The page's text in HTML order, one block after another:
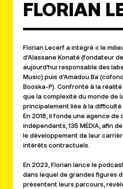
FLORIAN
Florian Lecerf a intégré « le
d’Alassane Konaté (fondateur
aujourd’hui responsable des
Music) puis d’Amadou Ba
Booska-P). Confronté à la
que la complexité du monde de
principalement liée à la difficulté
En 2018, il fonde une agence
indépendants, 135 MÉDIA, afin
le développement de leur
intérêts contractuels.
En 2023, Florian lance le
dans lequel de grandes figures
présentent leurs parcours,